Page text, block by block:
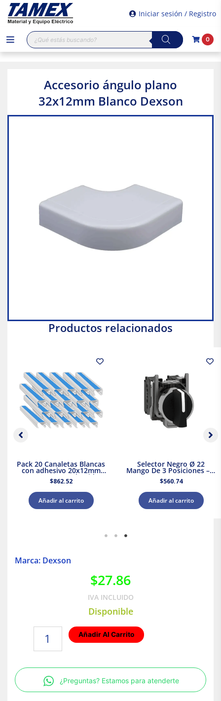
Iniciar sesión / Registro
Búsqueda
de
productos
0
Accesorio ángulo plano
32x12mm Blanco Dexson
Productos relacionados
Pack 20 Canaletas Blancas
con adhesivo 20x12mm
2mts. Dexson Schneider
Electric
$862.52
Añadir al carrito
Selector Negro Ø 22
Mango De 3 Posiciones – 2
Na
$560.74
Añadir al carrito
Marca: Dexson
$27.86
IVA INCLUIDO
Disponible
Blanco
Dexson
cantidad
Añadir Al Carrito
¿Preguntas? Estamos para atenderte